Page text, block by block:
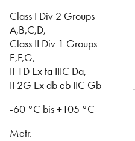
Class I Div 2 Groups
A,B,C,D,
Class II Div 1 Groups
E,F,G,
II 1D Ex ta IIIC Da,
II 2G Ex db eb IIC Gb
-60 °C bis +105 °C
Metr.